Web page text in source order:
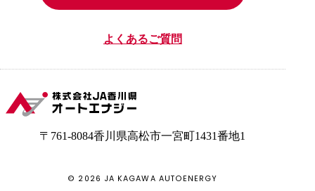
〒761-8084香川県高松市一宮町1431番地1
© 2026 JA KAGAWA AUTOENERGY
よくあるご質問